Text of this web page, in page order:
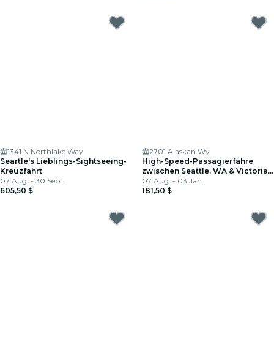
1341 N Northlake Way
Seartle's Lieblings-Sightseeing-
Kreuzfahrt
07 Aug. - 30 Sept.
605,50 $
2701 Alaskan Wy
High-Speed-Passagierfähre
zwischen Seattle, WA & Victoria,
BC: EINWEG
07 Aug. - 03 Jan.
181,50 $